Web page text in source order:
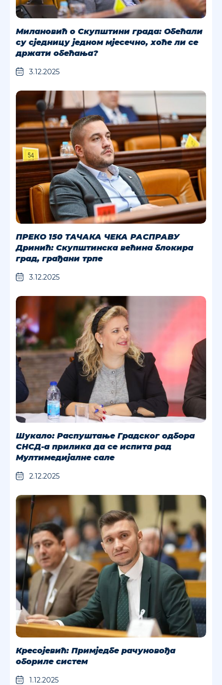
Милановић о Скупштини града: Обећали
су сједницу једном мјесечно, хоће ли се
држати обећања?
3.12.2025
ПРЕКО 150 ТАЧАКА ЧЕКА РАСПРАВУ
Дринић: Скупштинска већина блокира
град, грађани трпе
3.12.2025
Шукало: Распуштање Градског одбора
СНСД-а прилика да се испита рад
Мултимедијалне сале
2.12.2025
Кресојевић: Примједбе рачуновођа
обориле систем
1.12.2025